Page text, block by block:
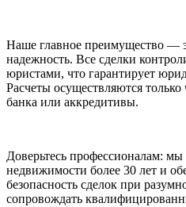
Наше главное преимущество —
надежность. Все сделки
юристами, что гарантирует
Расчеты осуществляются только
банка или аккредитивы.
Доверьтесь профессионалам:
недвижимости более 30 лет и
безопасность сделок при
сопровождать